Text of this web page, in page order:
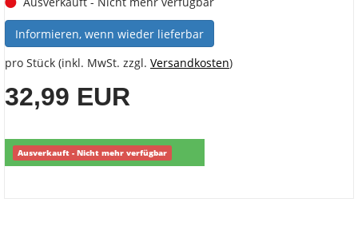
Informieren, wenn wieder lieferbar
pro Stück (inkl. MwSt. zzgl. Versandkosten)
32,99 EUR
Ausverkauft - Nicht mehr verfügbar